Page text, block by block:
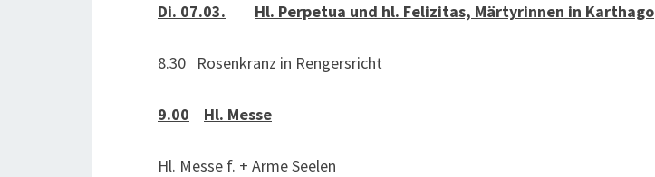
Di. 07.03. Hl. Perpetua und hl. Felizitas, Märtyrinnen in Karthago
8.30 Rosenkranz in Rengersricht
9.00 Hl. Messe
Hl. Messe f. + Arme Seelen